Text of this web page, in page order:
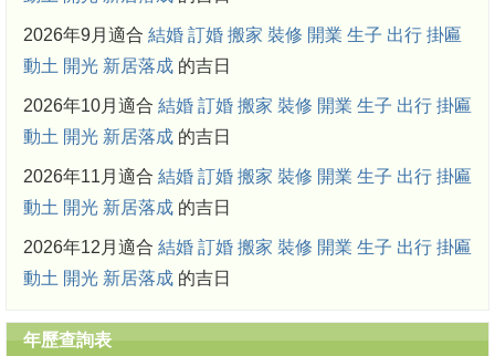
2026年9月適合 結婚 訂婚 搬家 裝修 開業 生子 出行 掛匾
動土 開光 新居落成 的吉日
2026年10月適合 結婚 訂婚 搬家 裝修 開業 生子 出行 掛匾
動土 開光 新居落成 的吉日
2026年11月適合 結婚 訂婚 搬家 裝修 開業 生子 出行 掛匾
動土 開光 新居落成 的吉日
2026年12月適合 結婚 訂婚 搬家 裝修 開業 生子 出行 掛匾
動土 開光 新居落成 的吉日
年歷查詢表